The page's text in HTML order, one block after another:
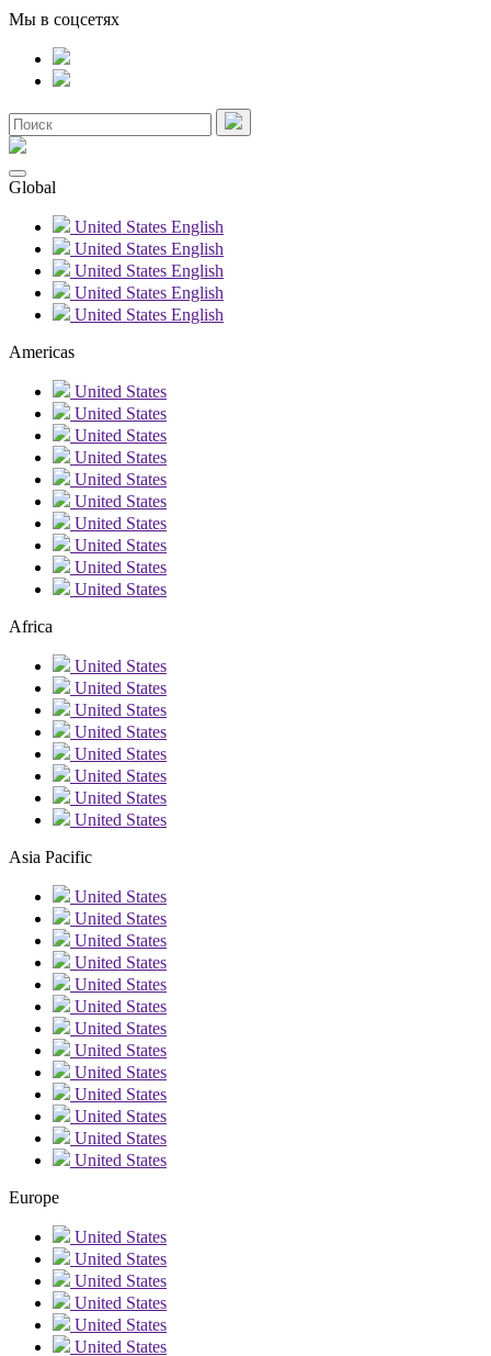
Мы в соцсетях
Global
United States English
United States English
United States English
United States English
United States English
Americas
United States
United States
United States
United States
United States
United States
United States
United States
United States
United States
Africa
United States
United States
United States
United States
United States
United States
United States
United States
Asia Pacific
United States
United States
United States
United States
United States
United States
United States
United States
United States
United States
United States
United States
United States
Europe
United States
United States
United States
United States
United States
United States